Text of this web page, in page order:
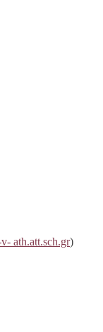
ath.att.sch.gr)